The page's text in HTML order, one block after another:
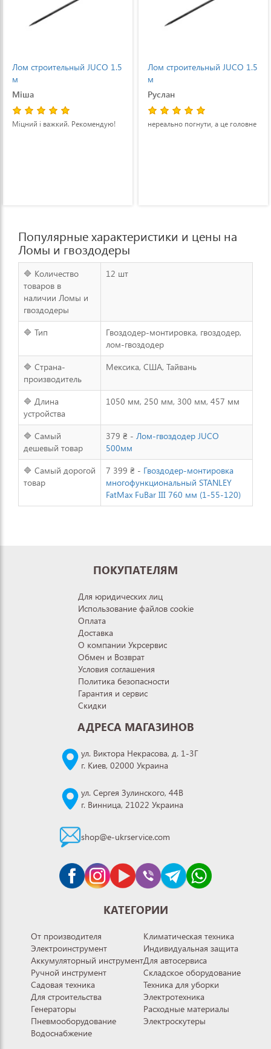
Лом строительный JUCO 1.5
м
Міша
Міцний і важкий. Рекомендую!
Лом строительный JUCO 1.5
м
Руслан
нереально погнути, а це головне
Популярные характеристики и цены на
Ломы и гвоздодеры
🔷 Количество
товаров в
наличии Ломы и
гвоздодеры
12 шт
🔷 Тип
Гвоздодер-монтировка, гвоздодер,
лом-гвоздодер
🔷 Страна-
производитель
Мексика, США, Тайвань
🔷 Длина
устройства
1050 мм, 250 мм, 300 мм, 457 мм
🔷 Самый
дешевый товар
379 ₴ - Лом-гвоздодер JUCO
500мм
🔷 Самый дорогой
товар
7 399 ₴ - Гвоздодер-монтировка
многофункциональный STANLEY
FatMax FuBar III 760 мм (1-55-120)
ПОКУПАТЕЛЯМ
Для юридических лиц
Использование файлов cookie
Оплата
Доставка
О компании Укрсервис
Обмен и Возврат
Условия соглашения
Политика безопасности
Гарантия и сервис
Скидки
АДРЕСА МАГАЗИНОВ
ул. Виктора Некрасова, д. 1-3Г
г. Киев, 02000 Украина
ул. Сергея Зулинского, 44В
г. Винница, 21022 Украина
shop@e-ukrservice.com
КАТЕГОРИИ
От производителя
Электроинструмент
Аккумуляторный инструмент
Ручной инструмент
Садовая техника
Для строительства
Генераторы
Пневмооборудование
Водоснабжение
Климатическая техника
Индивидуальная защита
Для автосервиса
Складское оборудование
Техника для уборки
Электротехника
Расходные материалы
Электроскутеры